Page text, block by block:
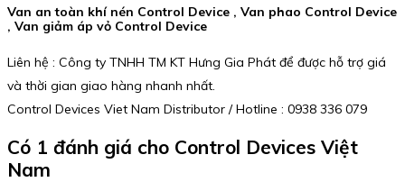
Van an toàn khí nén Control Device , Van phao Control Device
, Van giảm áp vỏ Control Device
Liên hệ : Công ty TNHH TM KT Hưng Gia Phát để được hỗ trợ giá
và thời gian giao hàng nhanh nhất.
Control Devices Viet Nam Distributor / Hotline : 0938 336 079
Có 1 đánh giá cho Control Devices Việt
Nam